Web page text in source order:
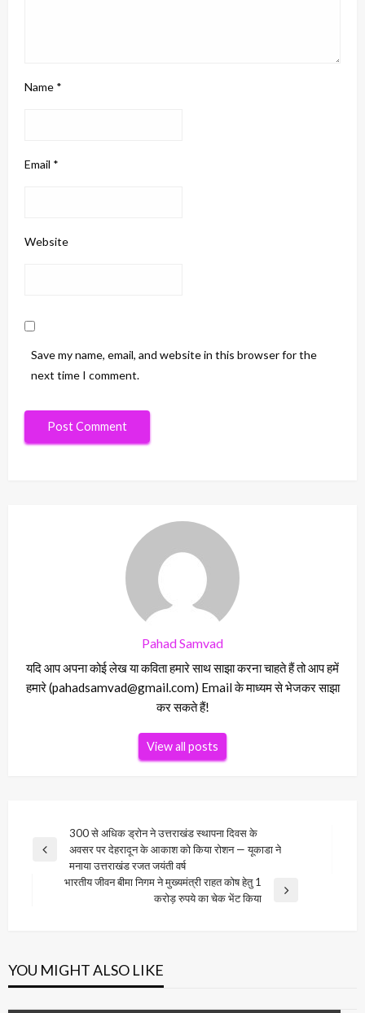
Name *
Email *
Website
Save my name, email, and website in this browser for the
next time I comment.
Pahad Samvad
यदि आप अपना कोई लेख या कविता हमारे साथ साझा करना चाहते हैं तो आप हमें
हमारे (pahadsamvad@gmail.com) Email के माध्यम से भेजकर साझा
कर सकते हैं!
View all posts
navigation
Previous
300 से अधिक ड्रोन ने उत्तराखंड स्थापना दिवस के
अवसर पर देहरादून के आकाश को किया रोशन — यूकाडा ने
मनाया उत्तराखंड रजत जयंती वर्ष
भारतीय जीवन बीमा निगम ने मुख्यमंत्री राहत कोष हेतु 1
करोड़ रुपये का चेक भेंट किया
YOU MIGHT ALSO LIKE